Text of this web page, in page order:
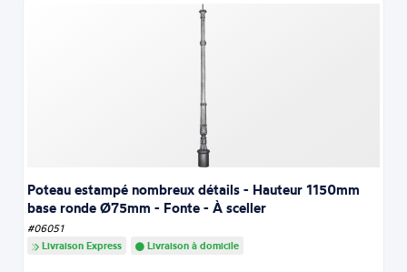
Poteau estampé nombreux détails - Hauteur 1150mm
base ronde Ø75mm - Fonte - À sceller
#06051
Livraison Express
Livraison à domicile